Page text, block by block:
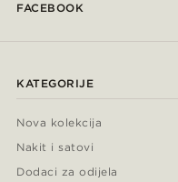
FACEBOOK
KATEGORIJE
Nova kolekcija
Nakit i satovi
Dodaci za odijela